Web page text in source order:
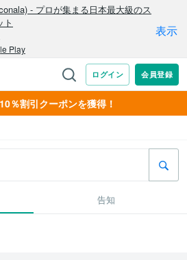
％割引クーポンを獲得！
告知